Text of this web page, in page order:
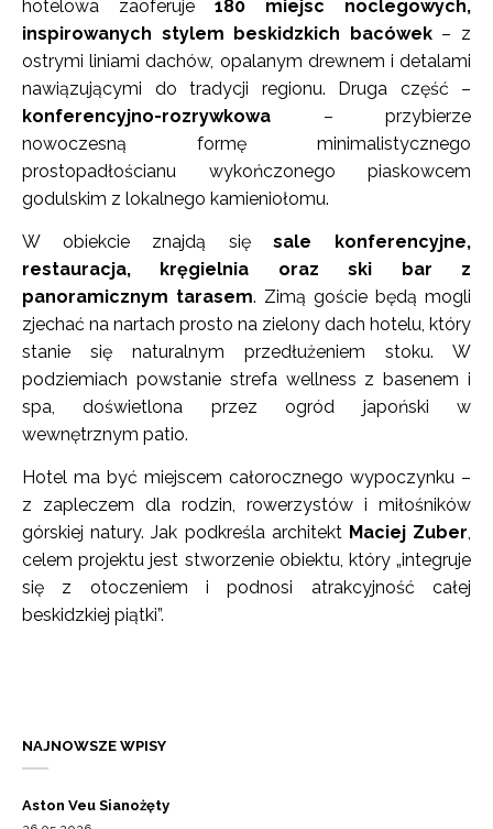
hotelowa zaoferuje 180 miejsc noclegowych,
inspirowanych stylem beskidzkich bacówek– z
ostrymi liniami dachów, opalanym drewnem i detalami
nawiązującymi do tradycji regionu. Druga część –
konferencyjno-rozrywkowa – przybierze
nowoczesną formę minimalistycznego
prostopadłościanu wykończonego piaskowcem
godulskim z lokalnego kamieniołomu.
W obiekcie znajdą sięsale konferencyjne,
restauracja, kręgielnia oraz ski bar z
panoramicznym tarasem. Zimą goście będą mogli
zjechać na nartach prosto na zielony dach hotelu, który
stanie się naturalnym przedłużeniem stoku. W
podziemiach powstanie strefa wellness z basenem i
spa, doświetlona przez ogród japoński w
wewnętrznym patio.
Hotel ma być miejscem całorocznego wypoczynku –
z zapleczem dla rodzin, rowerzystów i miłośników
górskiej natury. Jak podkreśla architektMaciej Zuber,
celem projektu jest stworzenie obiektu, który „integruje
się z otoczeniem i podnosi atrakcyjność całej
beskidzkiej piątki”.
NAJNOWSZE WPISY
Aston Veu Sianożęty